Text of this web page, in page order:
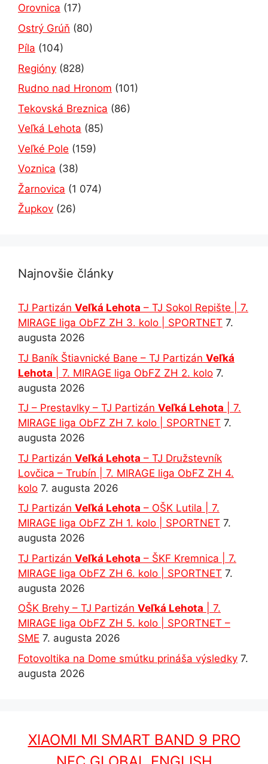
Orovnica (17)
Ostrý Grúň (80)
Píla (104)
Regióny (828)
Rudno nad Hronom (101)
Tekovská Breznica (86)
Veľká Lehota (85)
Veľké Pole (159)
Voznica (38)
Žarnovica (1 074)
Župkov (26)
Najnovšie články
TJ Partizán Veľká Lehota – TJ Sokol Repište | 7.
MIRAGE liga ObFZ ZH 3. kolo | SPORTNET 7.
augusta 2026
TJ Baník Štiavnické Bane – TJ Partizán Veľká
Lehota | 7. MIRAGE liga ObFZ ZH 2. kolo 7.
augusta 2026
TJ – Prestavlky – TJ Partizán Veľká Lehota | 7.
MIRAGE liga ObFZ ZH 7. kolo | SPORTNET 7.
augusta 2026
TJ Partizán Veľká Lehota – TJ Družstevník
Lovčica – Trubín | 7. MIRAGE liga ObFZ ZH 4.
kolo 7. augusta 2026
TJ Partizán Veľká Lehota – OŠK Lutila | 7.
MIRAGE liga ObFZ ZH 1. kolo | SPORTNET 7.
augusta 2026
TJ Partizán Veľká Lehota – ŠKF Kremnica | 7.
MIRAGE liga ObFZ ZH 6. kolo | SPORTNET 7.
augusta 2026
OŠK Brehy – TJ Partizán Veľká Lehota | 7.
MIRAGE liga ObFZ ZH 5. kolo | SPORTNET –
SME 7. augusta 2026
Fotovoltika na Dome smútku prináša výsledky 7.
augusta 2026
XIAOMI MI SMART BAND 9 PRO